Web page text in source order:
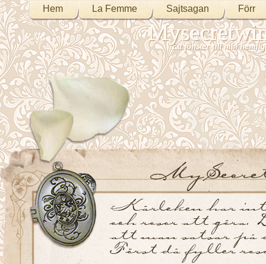
Hem La Femme Sajtsagan Förr
Ett fönster till min